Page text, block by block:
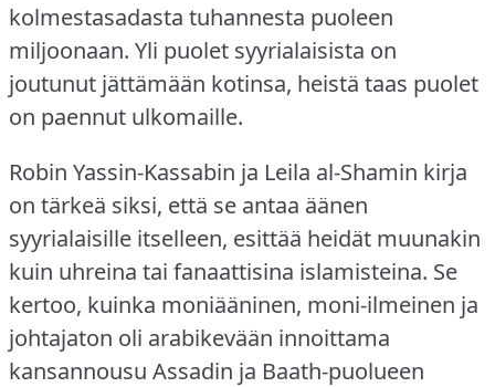
kolmestasadasta tuhannesta puoleen
miljoonaan. Yli puolet syyrialaisista on
joutunut jättämään kotinsa, heistä taas puolet
on paennut ulkomaille.
Robin Yassin-Kassabin ja Leila al-Shamin kirja
on tärkeä siksi, että se antaa äänen
syyrialaisille itselleen, esittää heidät muunakin
kuin uhreina tai fanaattisina islamisteina. Se
kertoo, kuinka moniääninen, moni-ilmeinen ja
johtajaton oli arabikevään innoittama
kansannousu Assadin ja Baath-puolueen